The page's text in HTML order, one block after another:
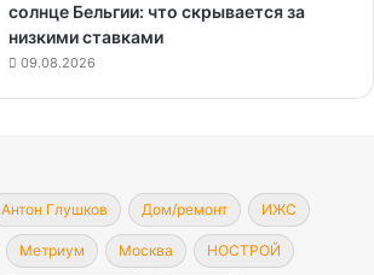
солнце Бельгии: что скрывается за
низкими ставками
09.08.2026
Антон Глушков Дом/ремонт ИЖС
Метриум Москва НОСТРОЙ